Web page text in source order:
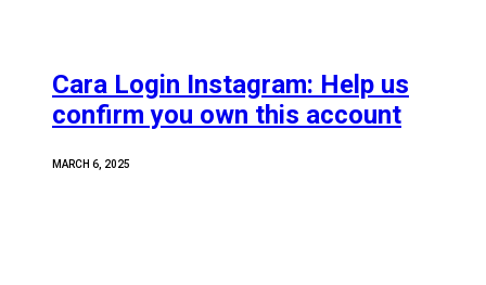
Cara Login Instagram: Help us
confirm you own this account
MARCH 6, 2025